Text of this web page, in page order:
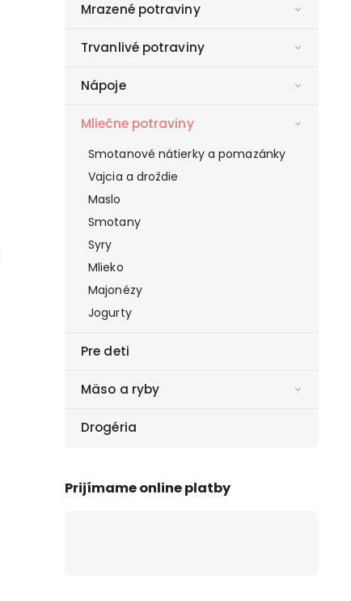
Mrazené potraviny
Trvanlivé potraviny
Nápoje
Mliečne potraviny
Smotanové nátierky a pomazánky
Vajcia a droždie
Maslo
Smotany
Syry
Mlieko
Majonézy
Jogurty
Pre deti
Mäso a ryby
Drogéria
Prijímame online platby